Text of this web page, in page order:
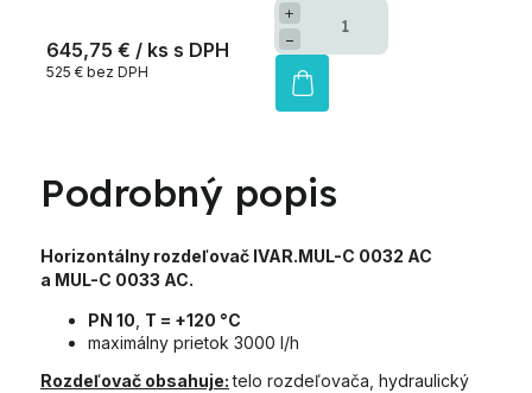
645,75 € / ks
525 € bez DPH
+
−
Podrobný popis
Horizontálny rozdeľovač IVAR.MUL-C 0032 AC
a MUL-C 0033 AC.
PN 10 T = +120 °C
maximálny prietok 3000 l/h
Rozdeľovač obsahuje: telo rozdeľovača, hydraulický